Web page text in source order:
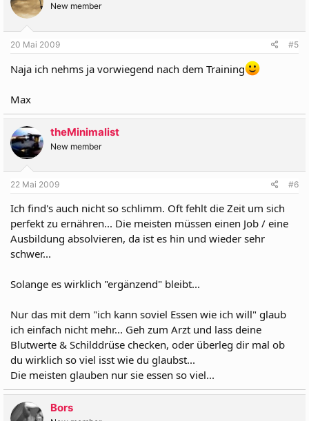
New member
20 Mai 2009 #5
Naja ich nehms ja vorwiegend nach dem Training
Max
theMinimalist
New member
22 Mai 2009 #6
Ich find's auch nicht so schlimm. Oft fehlt die Zeit um sich
perfekt zu ernähren... Die meisten müssen einen Job / eine
Ausbildung absolvieren, da ist es hin und wieder sehr
schwer...
Solange es wirklich "ergänzend" bleibt...
Nur das mit dem "ich kann soviel Essen wie ich will" glaub
ich einfach nicht mehr... Geh zum Arzt und lass deine
Blutwerte & Schilddrüse checken, oder überleg dir mal ob
du wirklich so viel isst wie du glaubst...
Die meisten glauben nur sie essen so viel...
Bors